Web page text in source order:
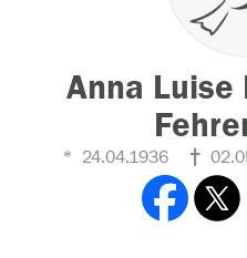
Anna
24.04.1936